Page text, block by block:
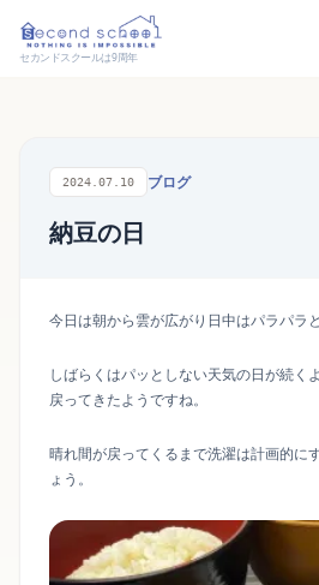
セカンドスクールは9周年
2024.07.10 ブログ
納豆の日
今日は朝から雲が広がり日中はパラパラ
しばらくはパッとしない天気の日が続く
戻ってきたようですね。
晴れ間が戻ってくるまで洗濯は計画的に
ょう。